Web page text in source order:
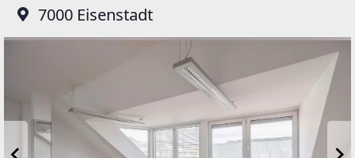
7000 Eisenstadt